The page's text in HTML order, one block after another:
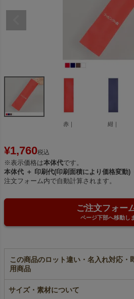
赤｜ 紺｜
¥1,760税込
※表示価格は本体代です。
本体代 ＋ 印刷代(印刷面積により価格変動)
注文フォーム内で自動計算されます。
ご注文フォー
ページ下部へ移動し
この商品のロット違い・名入れ対応・
用商品
【名入れ対応】ソフト
バッグスリム（S4）
ソフトバッグ
サイズ・素材について